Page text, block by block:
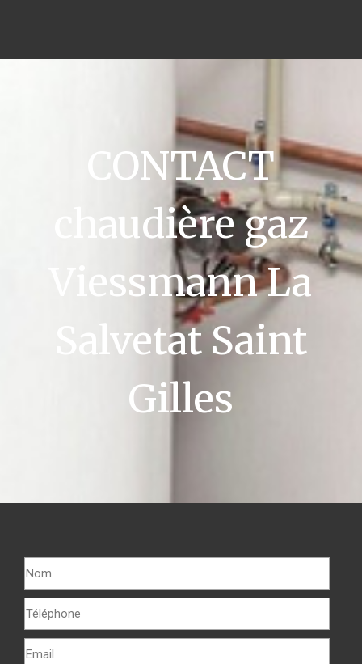
CONTACT
chaudière gaz
Viessmann La
Salvetat Saint
Gilles